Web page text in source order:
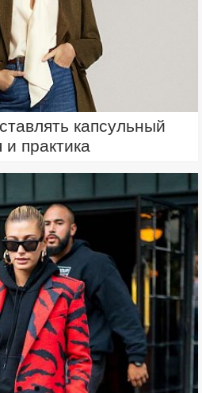
капсульный
практика